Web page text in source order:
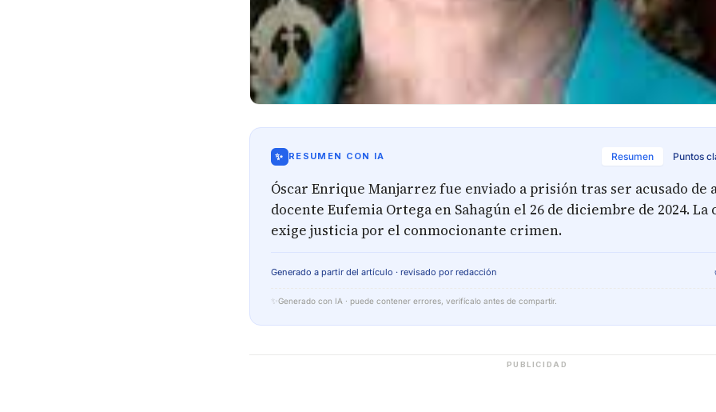
✨ RESUMEN CON IA Resumen Puntos
Óscar Enrique Manjarrez fue enviado a prisión tras ser acusado de
docente Eufemia Ortega en Sahagún el 26 de diciembre de 2024. La
exige justicia por el conmocionante crimen.
Generado a partir del artículo · revisado por redacción
✨ Generado con IA · puede contener errores, verifícalo antes de compartir.
PUBLICIDAD